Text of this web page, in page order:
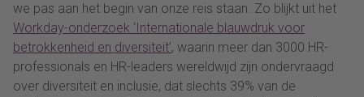
we pas aan het begin van onze reis staan. Zo blijkt uit het
Workday-onderzoek ‘Internationale blauwdruk voor
betrokkenheid en diversiteit’, waarin meer dan 3000 HR-
professionals en HR-leaders wereldwijd zijn ondervraagd
over diversiteit en inclusie, dat slechts 39% van de